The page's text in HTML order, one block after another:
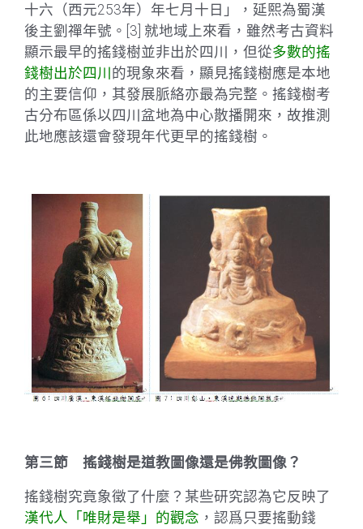
十六（西元253年）年七月十日」，延熙為蜀漢
後主劉禪年號。[3] 就地域上來看，雖然考古資料
顯示最早的搖錢樹並非出於四川，但從多數的搖
錢樹出於四川的現象來看，顯見搖錢樹應是本地
的主要信仰，其發展脈絡亦最為完整。搖錢樹考
古分布區係以四川盆地為中心散播開來，故推測
此地應該還會發現年代更早的搖錢樹。
第三節 搖錢樹是道教圖像還是佛教圖像？
搖錢樹究竟象徵了什麼？某些研究認為它反映了
漢代人「唯財是舉」的觀念 ，認爲只要搖動錢